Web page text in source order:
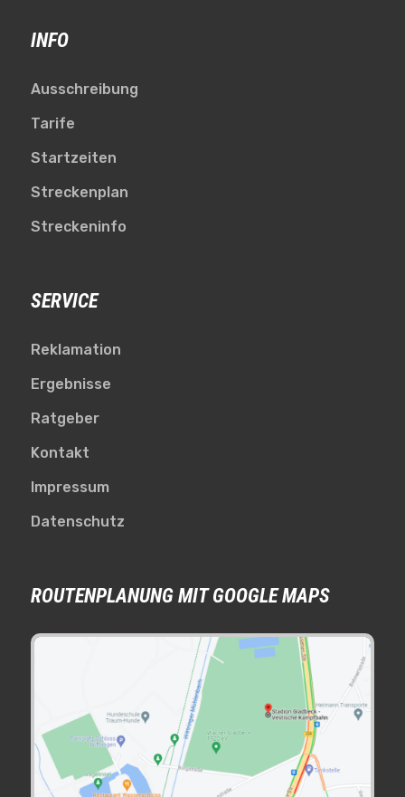
INFO
Ausschreibung
Tarife
Startzeiten
Streckenplan
Streckeninfo
SERVICE
Reklamation
Ergebnisse
Ratgeber
Kontakt
Impressum
Datenschutz
ROUTENPLANUNG MIT GOOGLE MAPS